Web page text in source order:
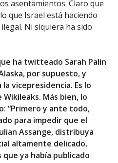
asentamientos. Claro que
que Israel está haciendo
Ni siquiera ha sido
ha twitteado Sarah Palin
por supuesto, y
vicepresidencia. Es lo
Más bien, lo
“Primero y ante todo,
para impedir que el
Assange, distribuya
altamente delicado,
ya había publicado